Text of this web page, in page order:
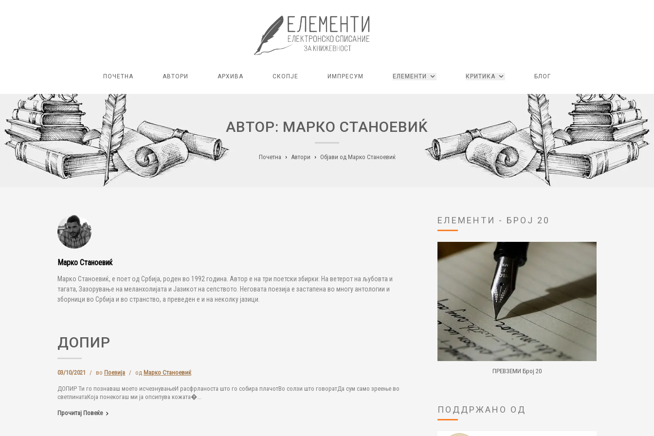
ПОЧЕТНА АВТОРИ АРХИВА СКОПЈЕ ИМПРЕСУМ ЕЛЕМЕНТИ КРИТИКА БЛОГ
АВТОР: МАРКО СТАНОЕВИЌ
Почетна Автори Објави од Марко Станоевиќ
Марко Станоевиќ
Марко Станоевиќ, е поет од Србија, роден во 1992 година. Автор е на три поетски збирки: На ветерот на љубовта и
тагата, Зазорување на меланхолијата и Јазикот на сепството. Неговата поезија е застапена во многу антологии и
зборници во Србија и во странство, а преведен е и на неколку јазици.
ДОПИР
03/10/2021 / во Поезија / од Марко Станоевиќ
ДОПИР Ти го познаваш моето исчезнувањеИ расфрланоста што го собира плачотВо солзи што говоратДа сум само зреење во
светлинатаКоја понекогаш ми ја опсипува кожата�...
Прочитај Повеќе
ЕЛЕМЕНТИ - БРОЈ 20
ПРЕВЗЕМИ Број 20
ПОДДРЖАНО ОД